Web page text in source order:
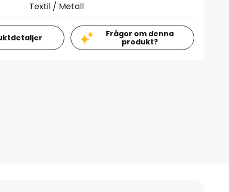
Textil / Metall
Frågor om denna
produkt?